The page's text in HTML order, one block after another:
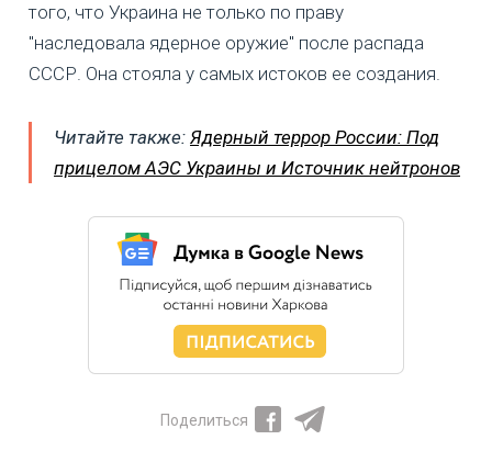
того, что Украина не только по праву
"наследовала ядерное оружие" после распада
СССР. Она стояла у самых истоков ее создания.
Читайте также: Ядерный террор России: Под
прицелом АЭС Украины и Источник нейтронов
Поделиться